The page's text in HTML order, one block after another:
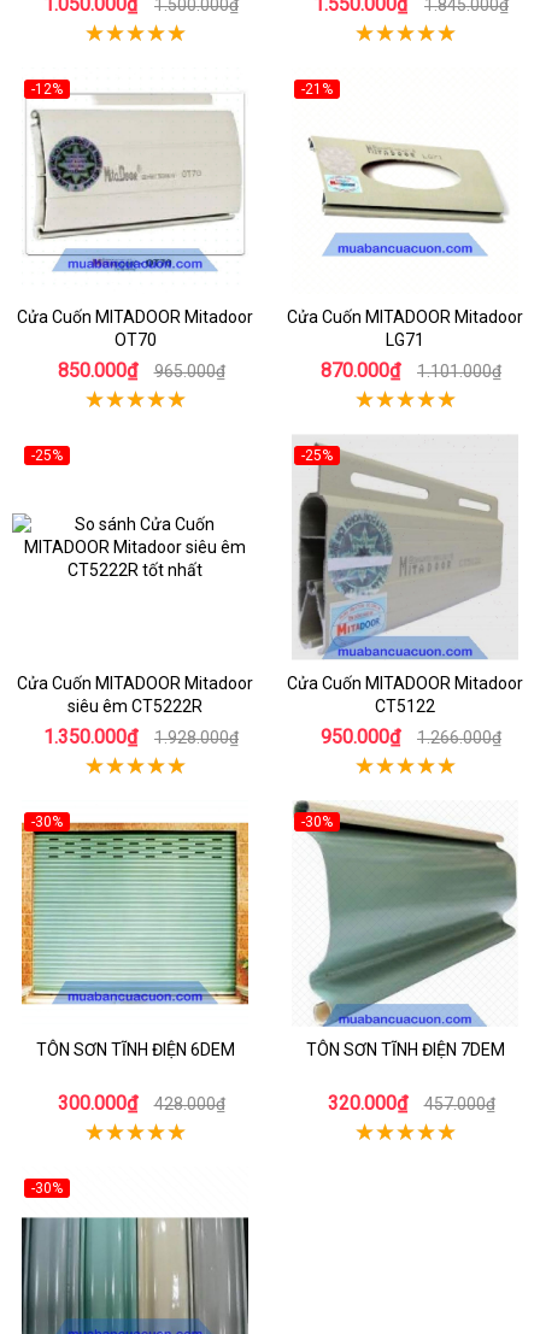
1.500.000₫ 1.845.000₫
-12%
Cửa Cuốn MITADOOR Mitadoor
OT70
850.000₫ 965.000₫
-21%
Cửa Cuốn MITADOOR Mitadoor
LG71
870.000₫ 1.101.000₫
-25%
Cửa Cuốn MITADOOR Mitadoor
siêu êm CT5222R
1.350.000₫ 1.928.000₫
-25%
Cửa Cuốn MITADOOR Mitadoor
CT5122
950.000₫ 1.266.000₫
-30%
TÔN SƠN TĨNH ĐIỆN 6DEM
300.000₫ 428.000₫
-30%
TÔN SƠN TĨNH ĐIỆN 7DEM
320.000₫ 457.000₫
-30%